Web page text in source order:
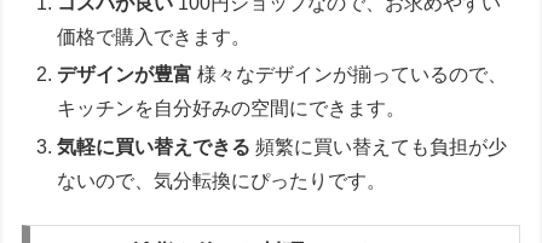
価格で購入できます。
デザインが豊富 様々なデザインが揃っているので、
キッチンを自分好みの空間にできます。
気軽に買い替えできる 頻繁に買い替えても負担が少
ないので、気分転換にぴったりです。